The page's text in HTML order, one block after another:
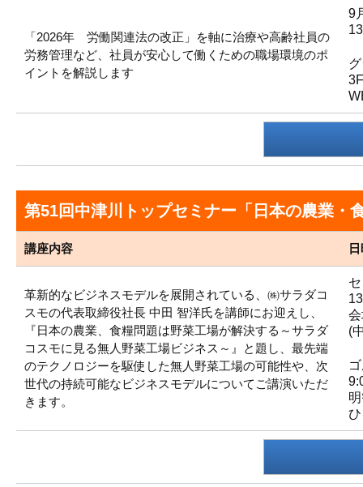
「2026年 労働関連法の改正」を軸に治療や高齢社員の
労務管理など、社員が安心して働くための職場環境のポ
イントを解説します
9
第51回中津川トップセミナー「日本の農業・
講座内容
革新的なビジネスモデルを展開されている、㈱サラダコ
スモの代表取締役社長 中田 智洋氏を講師にお迎えし、
『日本の農業、食糧問題は野菜工場が解決する～サラダ
コスモに見る無人野菜工場ビジネス～』と題し、最先端
のテクノロジーを駆使した無人野菜工場の可能性や、次
世代の持続可能なビジネスモデルについてご講演いただ
きます。
(